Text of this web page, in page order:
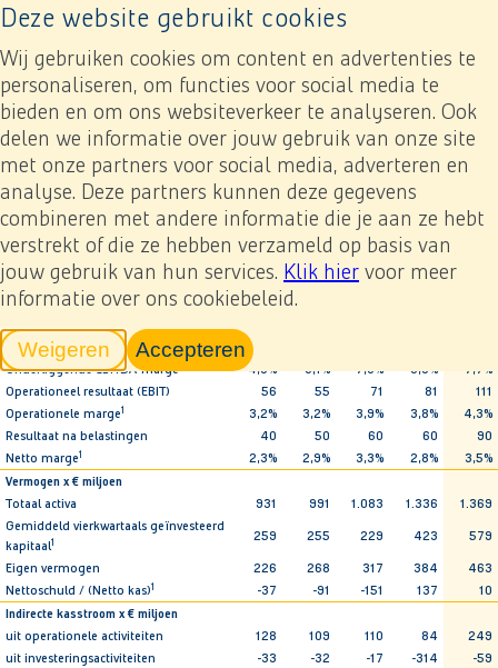
Deze website gebruikt cookies
Wij gebruiken cookies om content en advertenties te
personaliseren, om functies voor social media te
bieden en om ons websiteverkeer te analyseren. Ook
delen we informatie over jouw gebruik van onze site
met onze partners voor social media, adverteren en
analyse. Deze partners kunnen deze gegevens
combineren met andere informatie die je aan ze hebt
verstrekt of die ze hebben verzameld op basis van
jouw gebruik van hun services. Klik hier voor meer
informatie over ons cookiebeleid.
Weigerentracking scripts
Accepterentracking scripts, de pagina zal
Naar home pagina
Jaarverslag 2024 Heijmans in een oogopslag Kerngegevens 2024
Kerngegevens 2024
Kengetallen 2020 2021 2022 2023
Resultaat x € miljoen
Opbrengsten
Onderliggende EBITDA
Onderliggende EBITDA-marge
4,9% 6,1% 7,0% 6,9%
7,7%
Operationeel resultaat (EBIT)
56 55 71 81
111
Operationele marge1 3,2% 3,2% 3,9% 3,8%
4,3%
Resultaat na belastingen
40 50 60 60
90
Netto marge1 2,3% 2,9% 3,3% 2,8%
3,5%
Vermogen x € miljoen
Totaal activa
931 991 1.083 1.336
1.369
Gemiddeld vierkwartaals geïnvesteerd
kapitaal1 259 255 229 423 579
Eigen vermogen 226 268 317 384
463
Nettoschuld / (Netto kas)1 -37 -91 -151 137
10
Indirecte kasstroom x € miljoen
uit operationele activiteiten
128 109 110 84
249
uit investeringsactiviteiten
-33 -32 -17 -314
-59
PreviousNext Toevoegen mijn verslag
Download